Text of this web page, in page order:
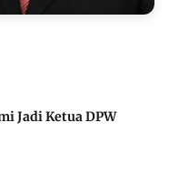
Jadi Ketua DPW